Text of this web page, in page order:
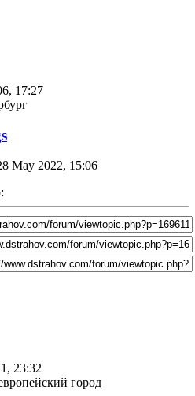
17:27
May 2022, 15:06
23:32
город